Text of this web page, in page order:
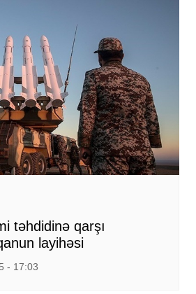
təhdidinə qarşı
layihəsi
- 17:03